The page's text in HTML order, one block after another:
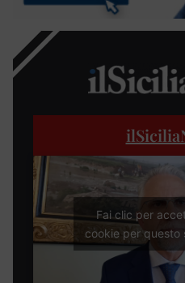
Fai clic per
cookie per questo